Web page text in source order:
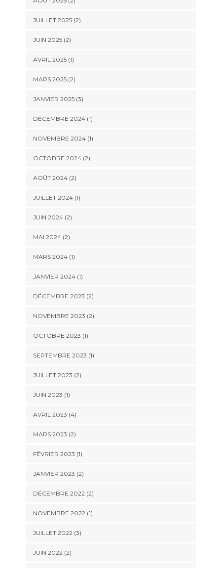
JUILLET 2025(2)
JUIN 2025(2)
AVRIL 2025(1)
MARS 2025(2)
JANVIER 2025(3)
DÉCEMBRE 2024(1)
NOVEMBRE 2024(1)
OCTOBRE 2024(2)
AOÛT 2024(2)
JUILLET 2024(1)
JUIN 2024(2)
MAI 2024(2)
MARS 2024(1)
JANVIER 2024(1)
DÉCEMBRE 2023 (2)
NOVEMBRE 2023 (2)
OCTOBRE 2023 (1)
SEPTEMBRE 2023 (1)
JUILLET 2023 (2)
JUIN 2023 (1)
AVRIL 2023 (4)
MARS 2023 (2)
FÉVRIER 2023 (1)
JANVIER 2023 (2)
DÉCEMBRE 2022(2)
NOVEMBRE 2022(1)
JUILLET 2022(3)
JUIN 2022(2)